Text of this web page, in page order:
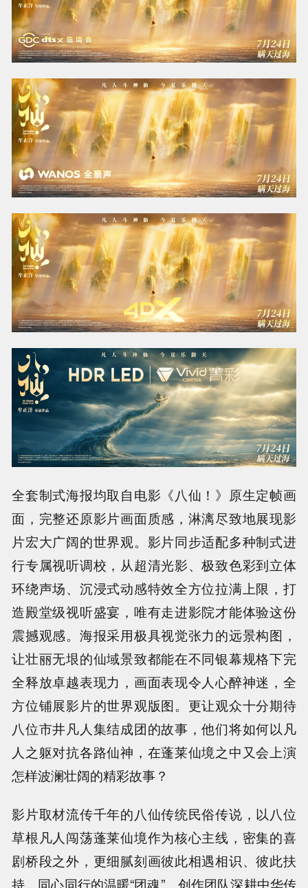
全套制式海报均取自电影《八仙！》原生定帧画
面，完整还原影片画面质感，淋漓尽致地展现影
片宏大广阔的世界观。影片同步适配多种制式进
行专属视听调校，从超清光影、极致色彩到立体
环绕声场、沉浸式动感特效全方位拉满上限，打
造殿堂级视听盛宴，唯有走进影院才能体验这份
震撼观感。海报采用极具视觉张力的远景构图，
让壮丽无垠的仙域景致都能在不同银幕规格下完
全释放卓越表现力，画面表现令人心醉神迷，全
方位铺展影片的世界观版图。更让观众十分期待
八位市井凡人集结成团的故事，他们将如何以凡
人之躯对抗各路仙神，在蓬莱仙境之中又会上演
怎样波澜壮阔的精彩故事？
影片取材流传千年的八仙传统民俗传说，以八位
草根凡人闯荡蓬莱仙境作为核心主线，密集的喜
剧桥段之外，更细腻刻画彼此相遇相识、彼此扶
持、同心同行的温暖“团魂”。创作团队深耕中华传